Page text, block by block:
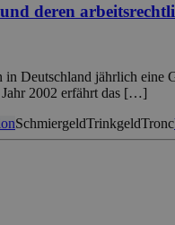
deren
Deutschland jährlich eine
2002 erfährt das […]
SchmiergeldTrinkgeldTronc